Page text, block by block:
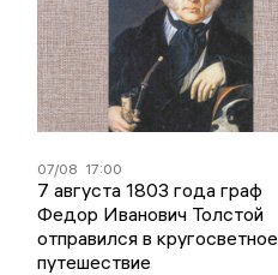
07/08 17:00
7 августа 1803 года граф
Федор Иванович Толстой
отправился в кругосветное
путешествие